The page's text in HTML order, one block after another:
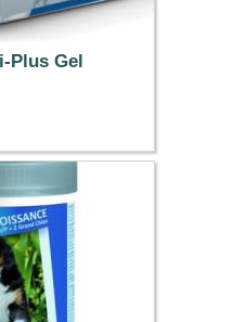
Plus Gel
€